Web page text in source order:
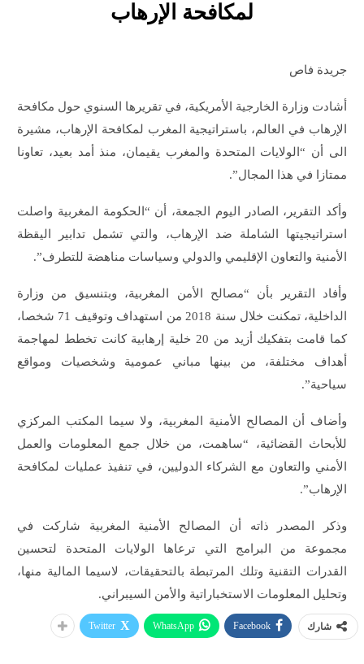
لمكافحة الإرهاب
جريدة فاص
أشادت وزارة الخارجية الأمريكية، في تقريرها السنوي حول مكافحة
الإرهاب في العالم، باستراتيجية المغرب لمكافحة الإرهاب، مشيرة
الى أن “الولايات المتحدة والمغرب يقيمان، منذ أمد بعيد، تعاونا
ممتازا في هذا المجال”.
وأكد التقرير، الصادر اليوم الجمعة، أن “الحكومة المغربية واصلت
استراتيجيتها الشاملة ضد الإرهاب، والتي تشمل تدابير اليقظة
الأمنية والتعاون الإقليمي والدولي وسياسات مناهضة للتطرف”.
وأفاد التقرير بأن “مصالح الأمن المغربية، وبتنسيق من وزارة
الداخلية، تمكنت خلال سنة 2018 من استهداف وتوقيف 71 شخصا،
كما قامت بتفكيك أزيد من 20 خلية إرهابية كانت تخطط لمهاجمة
أهداف مختلفة، من بينها مباني عمومية وشخصيات ومواقع
سياحية”.
وأضاف أن المصالح الأمنية المغربية، ولا سيما المكتب المركزي
للأبحاث القضائية، “ساهمت، من خلال جمع المعلومات والعمل
الأمني والتعاون مع الشركاء الدوليين، في تنفيذ عمليات لمكافحة
الإرهاب”.
وذكر المصدر ذاته أن المصالح الأمنية المغربية شاركت في
مجموعة من البرامج التي ترعاها الولايات المتحدة لتحسين
القدرات التقنية وتلك المرتبطة بالتحقيقات، لاسيما المالية منها،
وتحليل المعلومات الاستخباراتية والأمن السيبراني.
شارك Facebook
WhatsApp
Twitter